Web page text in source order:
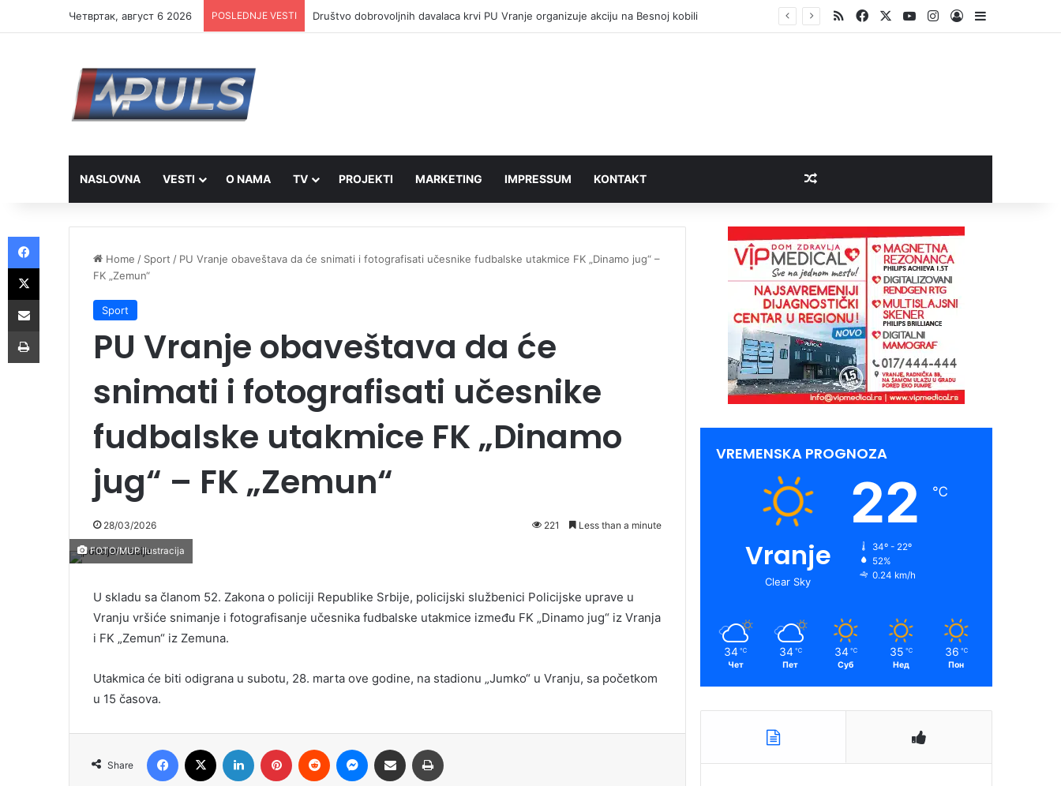
Четвртак, август 6 2026 POSLEDNJE VESTI Društvo dobrovoljnih davalaca krvi PU Vranje organizuje akciju na Besnoj kobili RSSFacebookYouTubeInstagram
Log InSidebar
NASLOVNA VESTI O NAMA TV PROJEKTI MARKETING IMPRESSUM KONTAKT Random Article
Home / Sport / PU Vranje obaveštava da će snimati i fotografisati učesnike fudbalske utakmice FK „Dinamo jug“ –
FK „Zemun“
Sport
PU Vranje obaveštava da će
snimati i fotografisati učesnike
fudbalske utakmice FK „Dinamo
jug“ – FK „Zemun“
28/03/2026 221 Less than a minute
FOTO/MUP Ilustracija
U skladu sa članom 52. Zakona o policiji Republike Srbije, policijski službenici Policijske uprave u
Vranju vršiće snimanje i fotografisanje učesnika fudbalske utakmice između FK „Dinamo jug“ iz Vranja
i FK „Zemun“ iz Zemuna.
Utakmica će biti odigrana u subotu, 28. marta ove godine, na stadionu „Jumko“ u Vranju, sa početkom
u 15 časova.
Share
Facebook LinkedIn Pinterest Reddit Messenger
Share via Email
VREMENSKA PROGNOZA
Vranje
Clear Sky
22 ℃
34º - 22º
52%
0.24 km/h
34 ℃
Чет
34 ℃
Пет
34 ℃
Суб
35 ℃
Нед
36 ℃
Пон
Facebook
X
Share via Email